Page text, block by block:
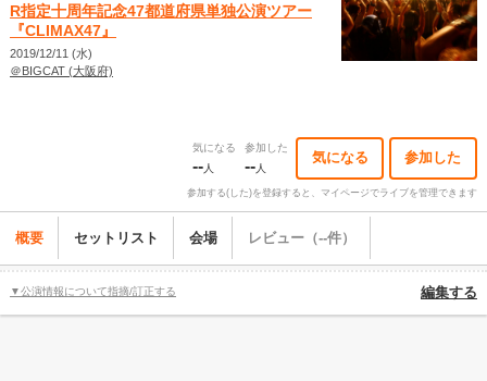
R指定十周年記念47都道府県単独公演ツアー
『CLIMAX47』
2019/12/11 (水)
＠BIGCAT (大阪府)
気になる
--人
参加した
--人
気になる 参加した
参加する(した)を登録すると、マイページでライブを管理できます
概要 セットリスト 会場 レビュー（--件）
▼公演情報について指摘/訂正する 編集する